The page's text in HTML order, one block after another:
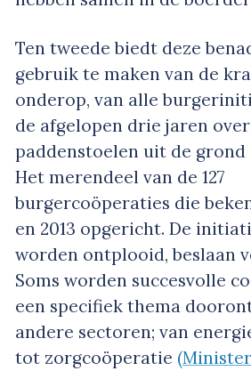
Ten tweede biedt deze
gebruik te maken van de
onderop, van alle
de afgelopen drie jaren
paddenstoelen uit de grond
Het merendeel van de 127
burgercoöperaties die
en 2013 opgericht. De
worden ontplooid, beslaan
Soms worden succesvolle
een specifiek thema
andere sectoren; van
tot zorgcoöperatie